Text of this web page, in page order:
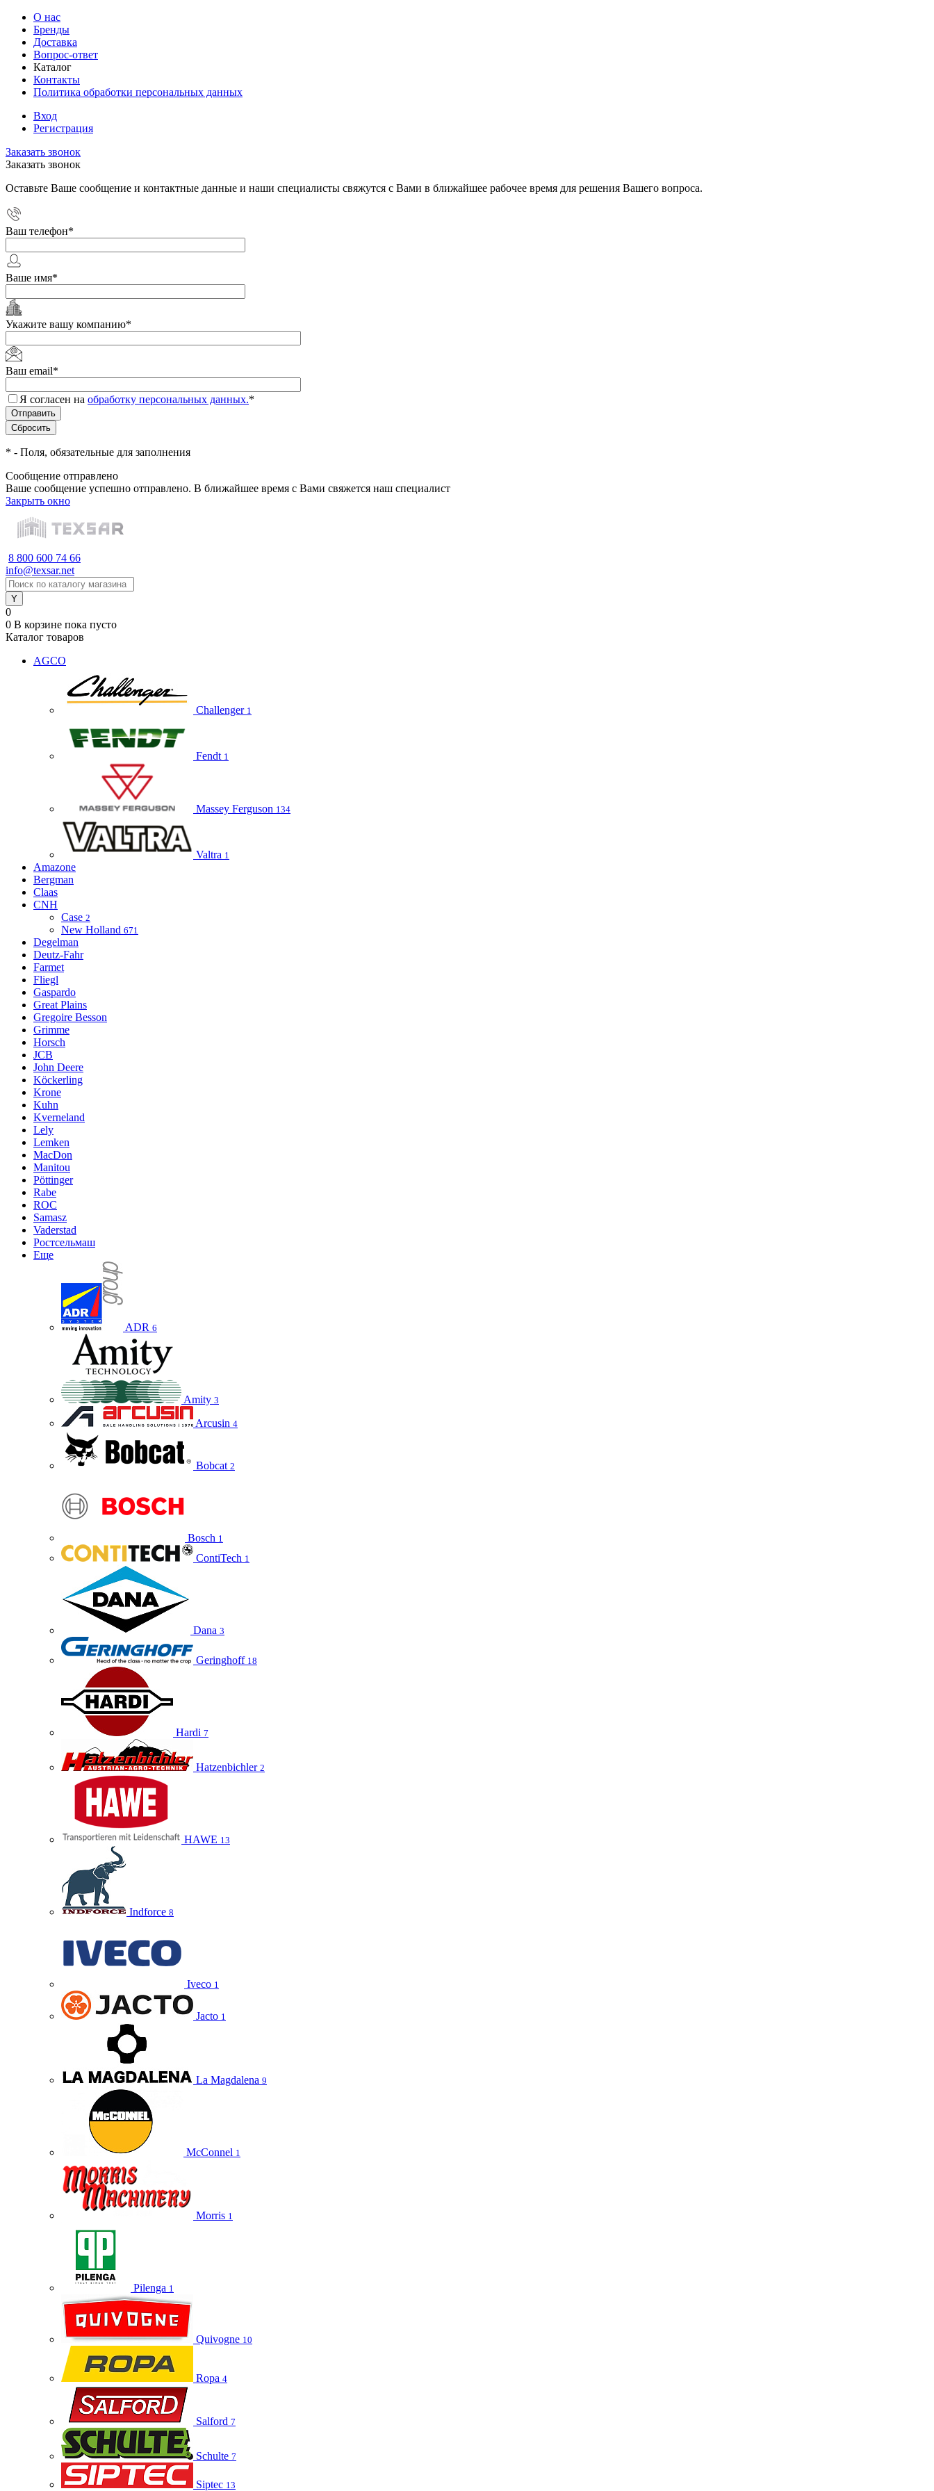
О нас
Бренды
Доставка
Вопрос-ответ
Каталог
Контакты
Политика обработки персональных данных
Вход
Регистрация
Заказать звонок
Заказать звонок
Оставьте Ваше сообщение и контактные данные и наши специалисты свяжутся с Вами в ближайшее рабочее время для решения Вашего вопроса.
Ваш телефон*
Ваше имя*
Укажите вашу компанию*
Ваш email*
Я согласен на обработку персональных данных.*
* - Поля, обязательные для заполнения
Сообщение отправлено
Ваше сообщение успешно отправлено. В ближайшее время с Вами свяжется наш специалист
Закрыть окно
8 800 600 74 66
info@texsar.net
0
0 В корзине пока пусто
Каталог товаров
AGCO
Challenger 1
Fendt 1
Massey Ferguson 134
Valtra 1
Amazone
Bergman
Claas
CNH
Case 2
New Holland 671
Degelman
Deutz-Fahr
Farmet
Fliegl
Gaspardo
Great Plains
Gregoire Besson
Grimme
Horsch
JCB
John Deere
Köckerling
Krone
Kuhn
Kverneland
Lely
Lemken
MacDon
Manitou
Pöttinger
Rabe
ROC
Samasz
Vaderstad
Ростсельмаш
Еще
ADR 6
Amity 3
Arcusin 4
Bobcat 2
Bosch 1
ContiTech 1
Dana 3
Geringhoff 18
Hardi 7
Hatzenbichler 2
HAWE 13
Indforce 8
Iveco 1
Jacto 1
La Magdalena 9
McConnel 1
Morris 1
Pilenga 1
Quivogne 10
Ropa 4
Salford 7
Schulte 7
Siptec 13